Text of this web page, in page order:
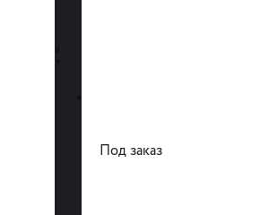
Под заказ